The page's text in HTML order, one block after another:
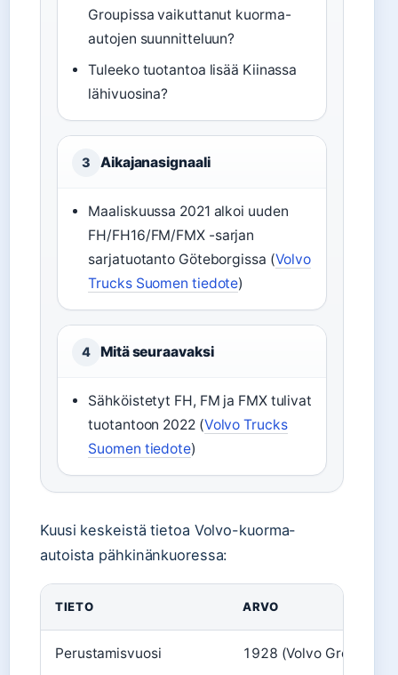
Groupissa vaikuttanut kuorma-
autojen suunnitteluun?
Tuleeko tuotantoa lisää Kiinassa
lähivuosina?
3 Aikajanasignaali
Maaliskuussa 2021 alkoi uuden
FH/FH16/FM/FMX -sarjan
sarjatuotanto Göteborgissa (Volvo
Trucks Suomen tiedote)
4 Mitä seuraavaksi
Sähköistetyt FH, FM ja FMX tulivat
tuotantoon 2022 (Volvo Trucks
Suomen tiedote)
Kuusi keskeistä tietoa Volvo-kuorma-
autoista pähkinänkuoressa:
TIETO ARVO
Perustamisvuosi 1928 (Volvo Group)